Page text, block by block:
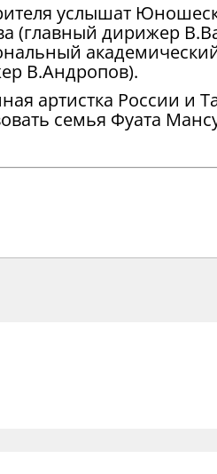
услышат
(главный дирижер
В.Андропов).
артистка России и
семья Фуата